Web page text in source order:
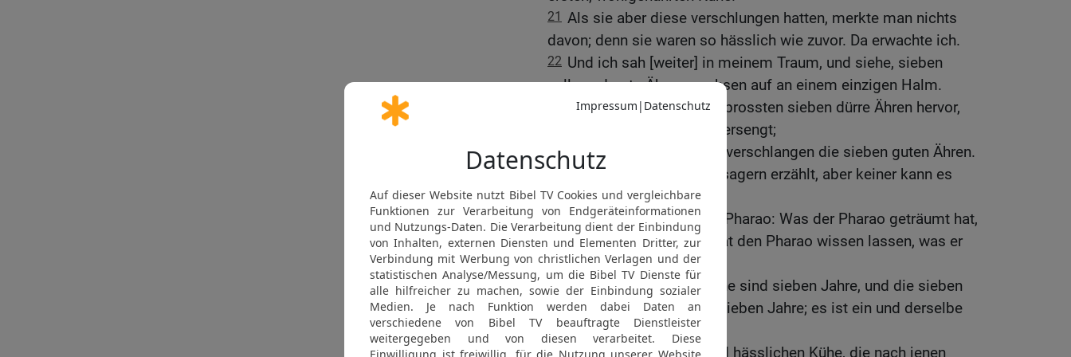
21 Als sie aber diese verschlungen hatten, merkte man nichts
davon; denn sie waren so hässlich wie zuvor. Da erwachte ich.
22 Und ich sah [weiter] in meinem Traum, und siehe, sieben
volle und gute Ähren wuchsen auf an einem einzigen Halm.
Und siehe, nach ihnen sprossten sieben dürre Ähren hervor,
mager und vom Ostwind versengt;
24 und die mageren Ähren verschlangen die sieben guten Ähren.
Und ich habe es den Wahrsagern erzählt, aber keiner kann es
mir erklären!
25
Da sprach Joseph zum Pharao: Was der Pharao geträumt hat,
bedeutet dasselbe: Gott hat den Pharao wissen lassen, was er
tun will.
26
Die sieben schönen Kühe sind sieben Jahre, und die sieben
schönen Ähren sind auch sieben Jahre; es ist ein und derselbe
Traum.
27 Die sieben mageren und hässlichen Kühe, die nach jenen